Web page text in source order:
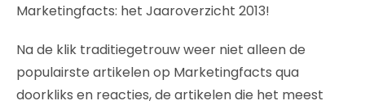
Marketingfacts: het Jaaroverzicht 2013!
Na de klik traditiegetrouw weer niet alleen de
populairste artikelen op Marketingfacts qua
doorkliks en reacties, de artikelen die het meest